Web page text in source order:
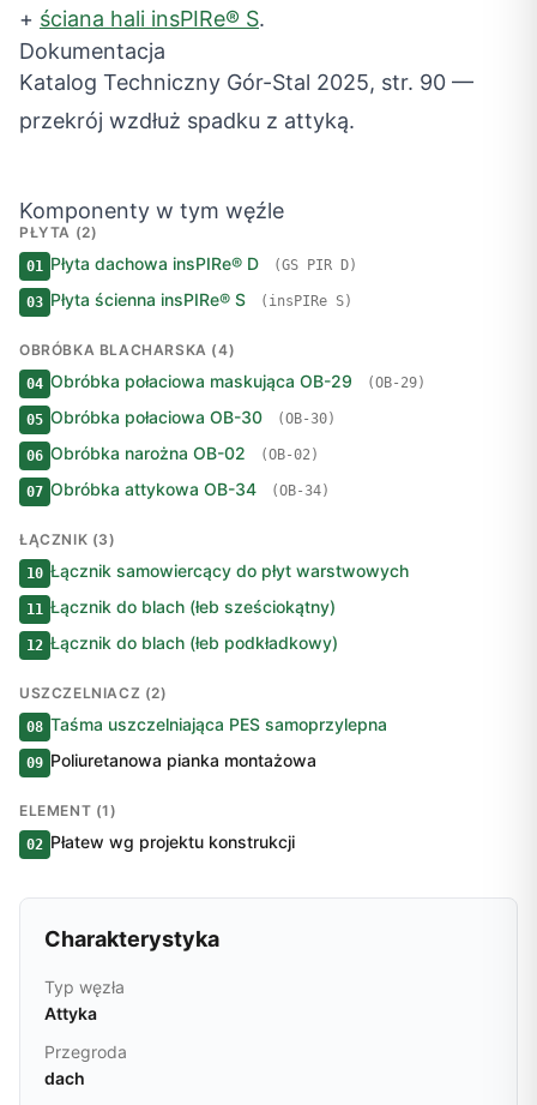
+ ściana hali insPIRe® S.
Dokumentacja
Katalog Techniczny Gór-Stal 2025, str. 90 —
przekrój wzdłuż spadku z attyką.
Komponenty w tym węźle
PŁYTA (2)
01 Płyta dachowa insPIRe® D (GS PIR D)
03 Płyta ścienna insPIRe® S (insPIRe S)
OBRÓBKA BLACHARSKA (4)
04 Obróbka połaciowa maskująca OB-29 (OB-29)
05 Obróbka połaciowa OB-30 (OB-30)
06 Obróbka narożna OB-02 (OB-02)
07 Obróbka attykowa OB-34 (OB-34)
ŁĄCZNIK (3)
10 Łącznik samowiercący do płyt warstwowych
11 Łącznik do blach (łeb sześciokątny)
12 Łącznik do blach (łeb podkładkowy)
USZCZELNIACZ (2)
08 Taśma uszczelniająca PES samoprzylepna
09 Poliuretanowa pianka montażowa
ELEMENT (1)
02 Płatew wg projektu konstrukcji
Charakterystyka
Typ węzła
Attyka
Przegroda
dach